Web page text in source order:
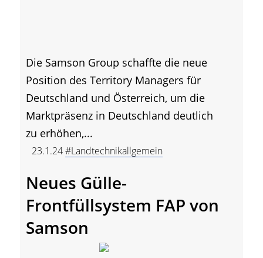
Die Samson Group schaffte die neue
Position des Territory Managers für
Deutschland und Österreich, um die
Marktpräsenz in Deutschland deutlich
zu erhöhen,...
23.1.24#Landtechnikallgemein
Neues Gülle-
Frontfüllsystem FAP von
Samson